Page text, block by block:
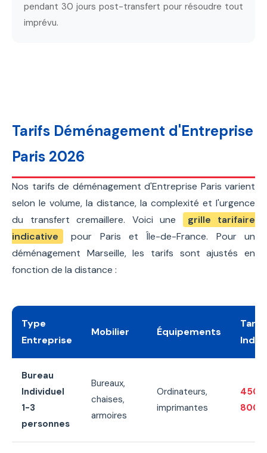
pendant 30 jours post-transfert pour résoudre tout
imprévu.
Tarifs Déménagement d'Entreprise
Paris 2026
Nos tarifs de déménagement d'Entreprise Paris varient
selon le volume, la distance, la complexité et l'urgence
du transfert cremaillere. Voici une
grille tarifaire
indicative
pour Paris et Île-de-France. Pour un
déménagement Marseille, les tarifs sont ajustés en
fonction de la distance :
Type
Entreprise
Mobilier Équipements
Tarif
Bureau
Individuel
1-3
personnes
Bureaux,
chaises,
armoires
Ordinateurs,
imprimantes
800€